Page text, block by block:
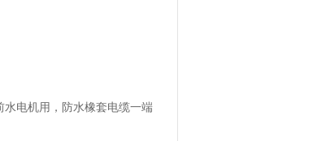
水电机用，防水橡套电缆一端